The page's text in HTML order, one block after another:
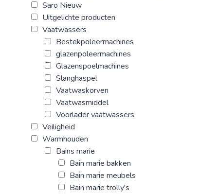
Saro Nieuw
Uitgelichte producten
Vaatwassers
Bestekpoleermachines
glazenpoleermachines
Glazenspoelmachines
Slanghaspel
Vaatwaskorven
Vaatwasmiddel
Voorlader vaatwassers
Veiligheid
Warmhouden
Bains marie
Bain marie bakken
Bain marie meubels
Bain marie trolly's